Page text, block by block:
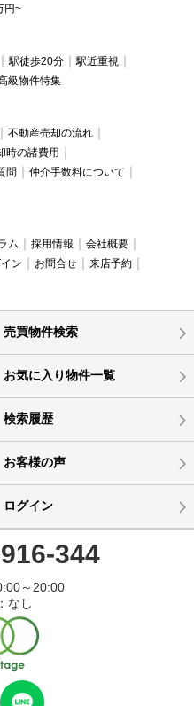
円~
駅徒歩20分
駅近重視
級物件特集
不動産売却の流れ
時の諸費用
問
仲介手数料について
ム 採用情報
会社概要
ン お問合せ
来店予約
売買物件検索
お気に入り物件一覧
検索履歴
お客様の声
ログイン
344
～20:00
なし